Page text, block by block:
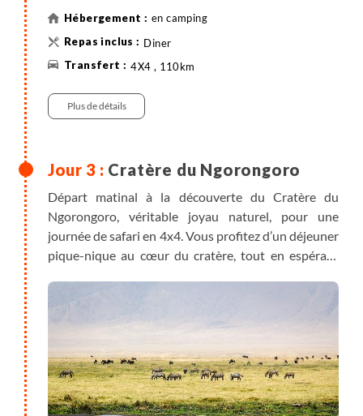
en camping
Diner
4X4 , 110km
Plus de détails
Cratère du Ngorongoro
Départ matinal à la découverte du Cratère du
Ngorongoro, véritable joyau naturel, pour une
journée de safari en 4x4. Vous profitez d’un déjeuner
pique-nique au cœur du cratère, tout en espérant
Classé au patrimoine mondial de l'humanité par
l'UNESCO, le cratère abrite à la fois des eaux douces
et salées, des savanes et des forêts, avec une densité
impressionnante d'environ 100 animaux par
kilomètre carré.